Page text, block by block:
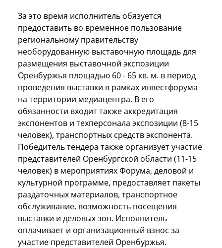
За это время исполнитель обязуется
предоставить во временное пользование
региональному правительству
необорудованную выставочную площадь для
размещения выставочной экспозиции
Оренбуржья площадью 60 - 65 кв. м. в период
проведения выставки в рамках инвестфорума
на территории медиацентра. В его
обязанности входит также аккредитация
экспонентов и техперсонала экспозиции (8-15
человек), транспортных средств экспонента.
Победитель тендера также организует участие
представителей Оренбургской области (11-15
человек) в мероприятиях Форума, деловой и
культурной программе, предоставляет пакеты
раздаточных материалов, транспортное
обслуживание, возможность посещения
выставки и деловых зон. Исполнитель
оплачивает и организационный взнос за
участие представителей Оренбуржья.